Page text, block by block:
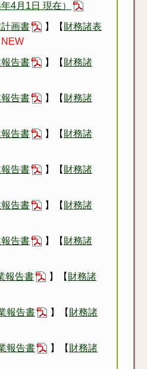
4月1日 現在）
画書 】【 財務諸表
NEW
告書 】【 財務諸
告書 】【 財務諸
告書 】【 財務諸
告書 】【 財務諸
告書 】【 財務諸
告書 】【 財務諸
報告書 】【 財務諸
報告書 】【 財務諸
報告書 】【 財務諸